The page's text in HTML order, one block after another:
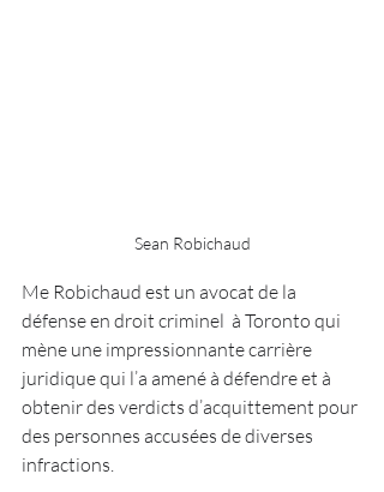
Sean Robichaud
Me Robichaud est un avocat de la
défense en droit criminel  à Toronto qui
mène une impressionnante carrière
juridique qui l’a amené à défendre et à
obtenir des verdicts d’acquittement pour
des personnes accusées de diverses
infractions.